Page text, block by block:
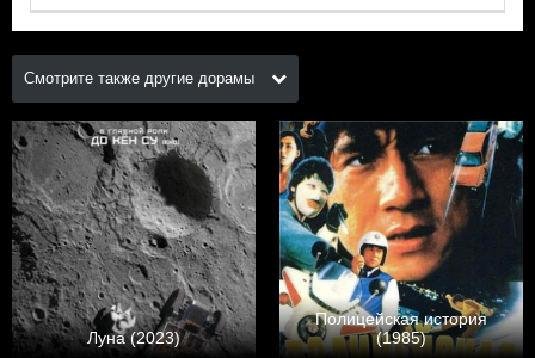
Смотрите также другие дорамы
Луна (2023)
Полицейская история
(1985)